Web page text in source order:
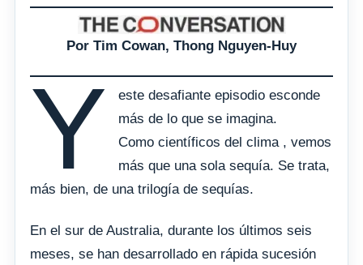
Por Tim Cowan, Thong Nguyen-Huy
Y
este desafiante episodio esconde
más de lo que se imagina.
Como científicos del clima , vemos
más que una sola sequía. Se trata,
más bien, de una trilogía de sequías.
En el sur de Australia, durante los últimos seis
meses, se han desarrollado en rápida sucesión